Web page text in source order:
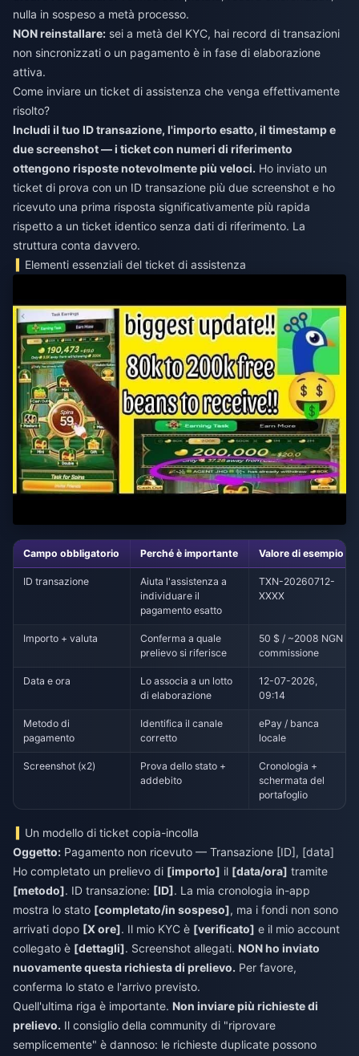
nulla in sospeso a metà processo.
NON reinstallare: sei a metà del KYC, hai record di transazioni
non sincronizzati o un pagamento è in fase di elaborazione
attiva.
Come inviare un ticket di assistenza che venga effettivamente
risolto?
Includi il tuo ID transazione, l'importo esatto, il timestamp e
due screenshot — i ticket con numeri di riferimento
ottengono risposte notevolmente più veloci. Ho inviato un
ticket di prova con un ID transazione più due screenshot e ho
ricevuto una prima risposta significativamente più rapida
rispetto a un ticket identico senza dati di riferimento. La
struttura conta davvero.
Elementi essenziali del ticket di assistenza
Campo obbligatorio Perché è importante Valore di esempio
ID transazione
Aiuta l'assistenza a
individuare il
pagamento esatto
TXN-20260712-
XXXX
Importo + valuta
Conferma a quale
prelievo si riferisce
50 $ / ~2008 NGN
commissione
Data e ora
Lo associa a un lotto
di elaborazione
12-07-2026,
09:14
Metodo di
pagamento
Identifica il canale
corretto
ePay / banca
locale
Screenshot (x2)
Prova dello stato +
addebito
Cronologia +
schermata del
portafoglio
Un modello di ticket copia-incolla
Oggetto: Pagamento non ricevuto — Transazione [ID], [data]
Ho completato un prelievo di [importo] il [data/ora] tramite
[metodo]. ID transazione: [ID]. La mia cronologia in-app
mostra lo stato [completato/in sospeso], ma i fondi non sono
arrivati dopo [X ore]. Il mio KYC è [verificato] e il mio account
collegato è [dettagli]. Screenshot allegati. NON ho inviato
nuovamente questa richiesta di prelievo. Per favore,
conferma lo stato e l'arrivo previsto.
Quell'ultima riga è importante. Non inviare più richieste di
prelievo. Il consiglio della community di "riprovare
semplicemente" è dannoso: le richieste duplicate possono